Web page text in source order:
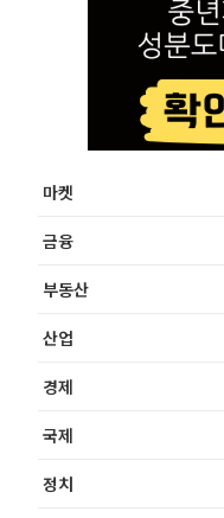
마켓
금융
부동산
산업
경제
국제
정치